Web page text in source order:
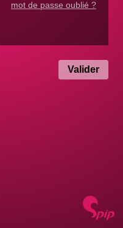
mot de passe oublié ?